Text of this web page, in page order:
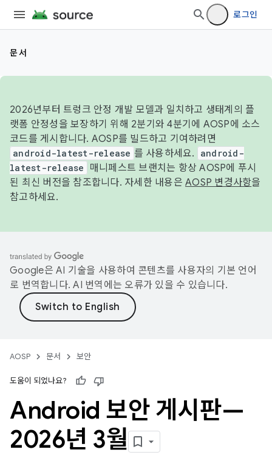
로그인
문서
2026년부터 트렁크 안정 개발 모델과 일치하고 생태계의 플
랫폼 안정성을 보장하기 위해 2분기와 4분기에 AOSP에 소스
코드를 게시합니다. AOSP를 빌드하고 기여하려면
android-latest-release 를 사용하세요.
android-
latest-release
매니페스트 브랜치는 항상 AOSP에 푸시
된 최신 버전을 참조합니다. 자세한 내용은 AOSP 변경사항을
참고하세요.
Google은 AI 기술을 사용하여 콘텐츠를 사용자의 기본 언어
로 번역합니다. AI 번역에는 오류가 있을 수 있습니다.
AOSP 문서 보안
도움이 되었나요?
Android 보안 게시판—
2026년 3월